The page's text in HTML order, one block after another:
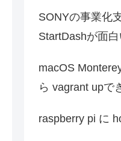
SONYの事業化
StartDashが面白
macOS
ら vagrant upで
raspberry pi に